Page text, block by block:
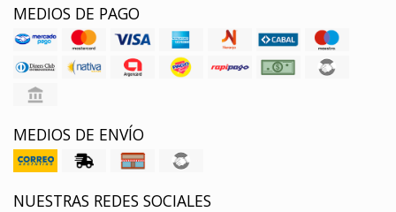
MEDIOS DE PAGO
MEDIOS DE ENVÍO
NUESTRAS REDES SOCIALES